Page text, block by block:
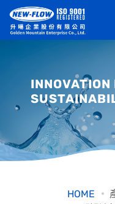
最
知
INNOVATION
HOME